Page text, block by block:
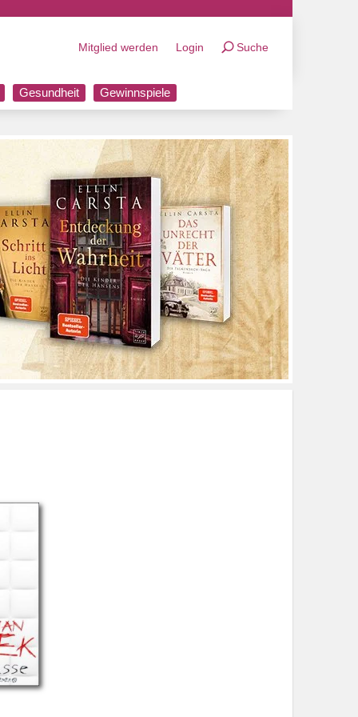
Mitglied werden Login Suche
Gesundheit Gewinnspiele